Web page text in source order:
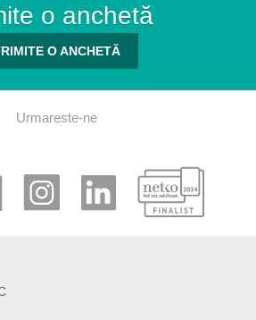
o anchetă
O ANCHETĂ
Urmareste-ne